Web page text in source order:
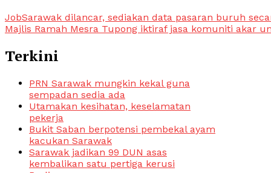
JobSarawak dilancar, sediakan data pasaran buruh
Majlis Ramah Mesra Tupong iktiraf jasa komuniti akar
Terkini
PRN Sarawak mungkin kekal guna
sempadan sedia ada
Utamakan kesihatan, keselamatan
pekerja
Bukit Saban berpotensi pembekal ayam
kacukan Sarawak
Sarawak jadikan 99 DUN asas
kembalikan satu pertiga kerusi